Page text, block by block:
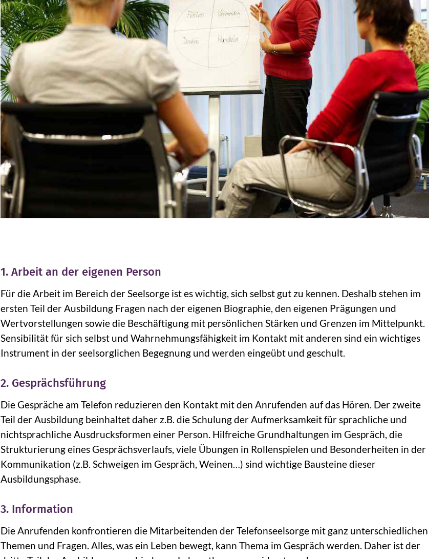
1. Arbeit an der eigenen Person
Für die Arbeit im Bereich der Seelsorge ist es wichtig, sich selbst gut zu kennen. Deshalb stehen im
ersten Teil der Ausbildung Fragen nach der eigenen Biographie, den eigenen Prägungen und
Wertvorstellungen sowie die Beschäftigung mit persönlichen Stärken und Grenzen im Mittelpunkt.
Sensibilität für sich selbst und Wahrnehmungsfähigkeit im Kontakt mit anderen sind ein wichtiges
Instrument in der seelsorglichen Begegnung und werden eingeübt und geschult.
2. Gesprächsführung
Die Gespräche am Telefon reduzieren den Kontakt mit den Anrufenden auf das Hören. Der zweite
Teil der Ausbildung beinhaltet daher z.B. die Schulung der Aufmerksamkeit für sprachliche und
nichtsprachliche Ausdrucksformen einer Person. Hilfreiche Grundhaltungen im Gespräch, die
Strukturierung eines Gesprächsverlaufs, viele Übungen in Rollenspielen und Besonderheiten in der
Kommunikation (z.B. Schweigen im Gespräch, Weinen…) sind wichtige Bausteine dieser
Ausbildungsphase.
3. Information
Die Anrufenden konfrontieren die Mitarbeitenden der Telefonseelsorge mit ganz unterschiedlichen
Themen und Fragen. Alles, was ein Leben bewegt, kann Thema im Gespräch werden. Daher ist der